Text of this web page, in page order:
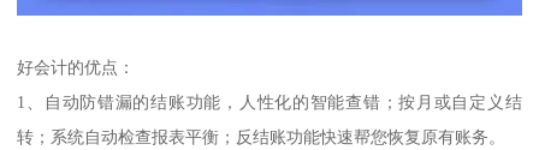
好会计的优点：
1、自动防错漏的结账功能，人性化的智能查错；按月或自定义结
转；系统自动检查报表平衡；反结账功能快速帮您恢复原有账务。